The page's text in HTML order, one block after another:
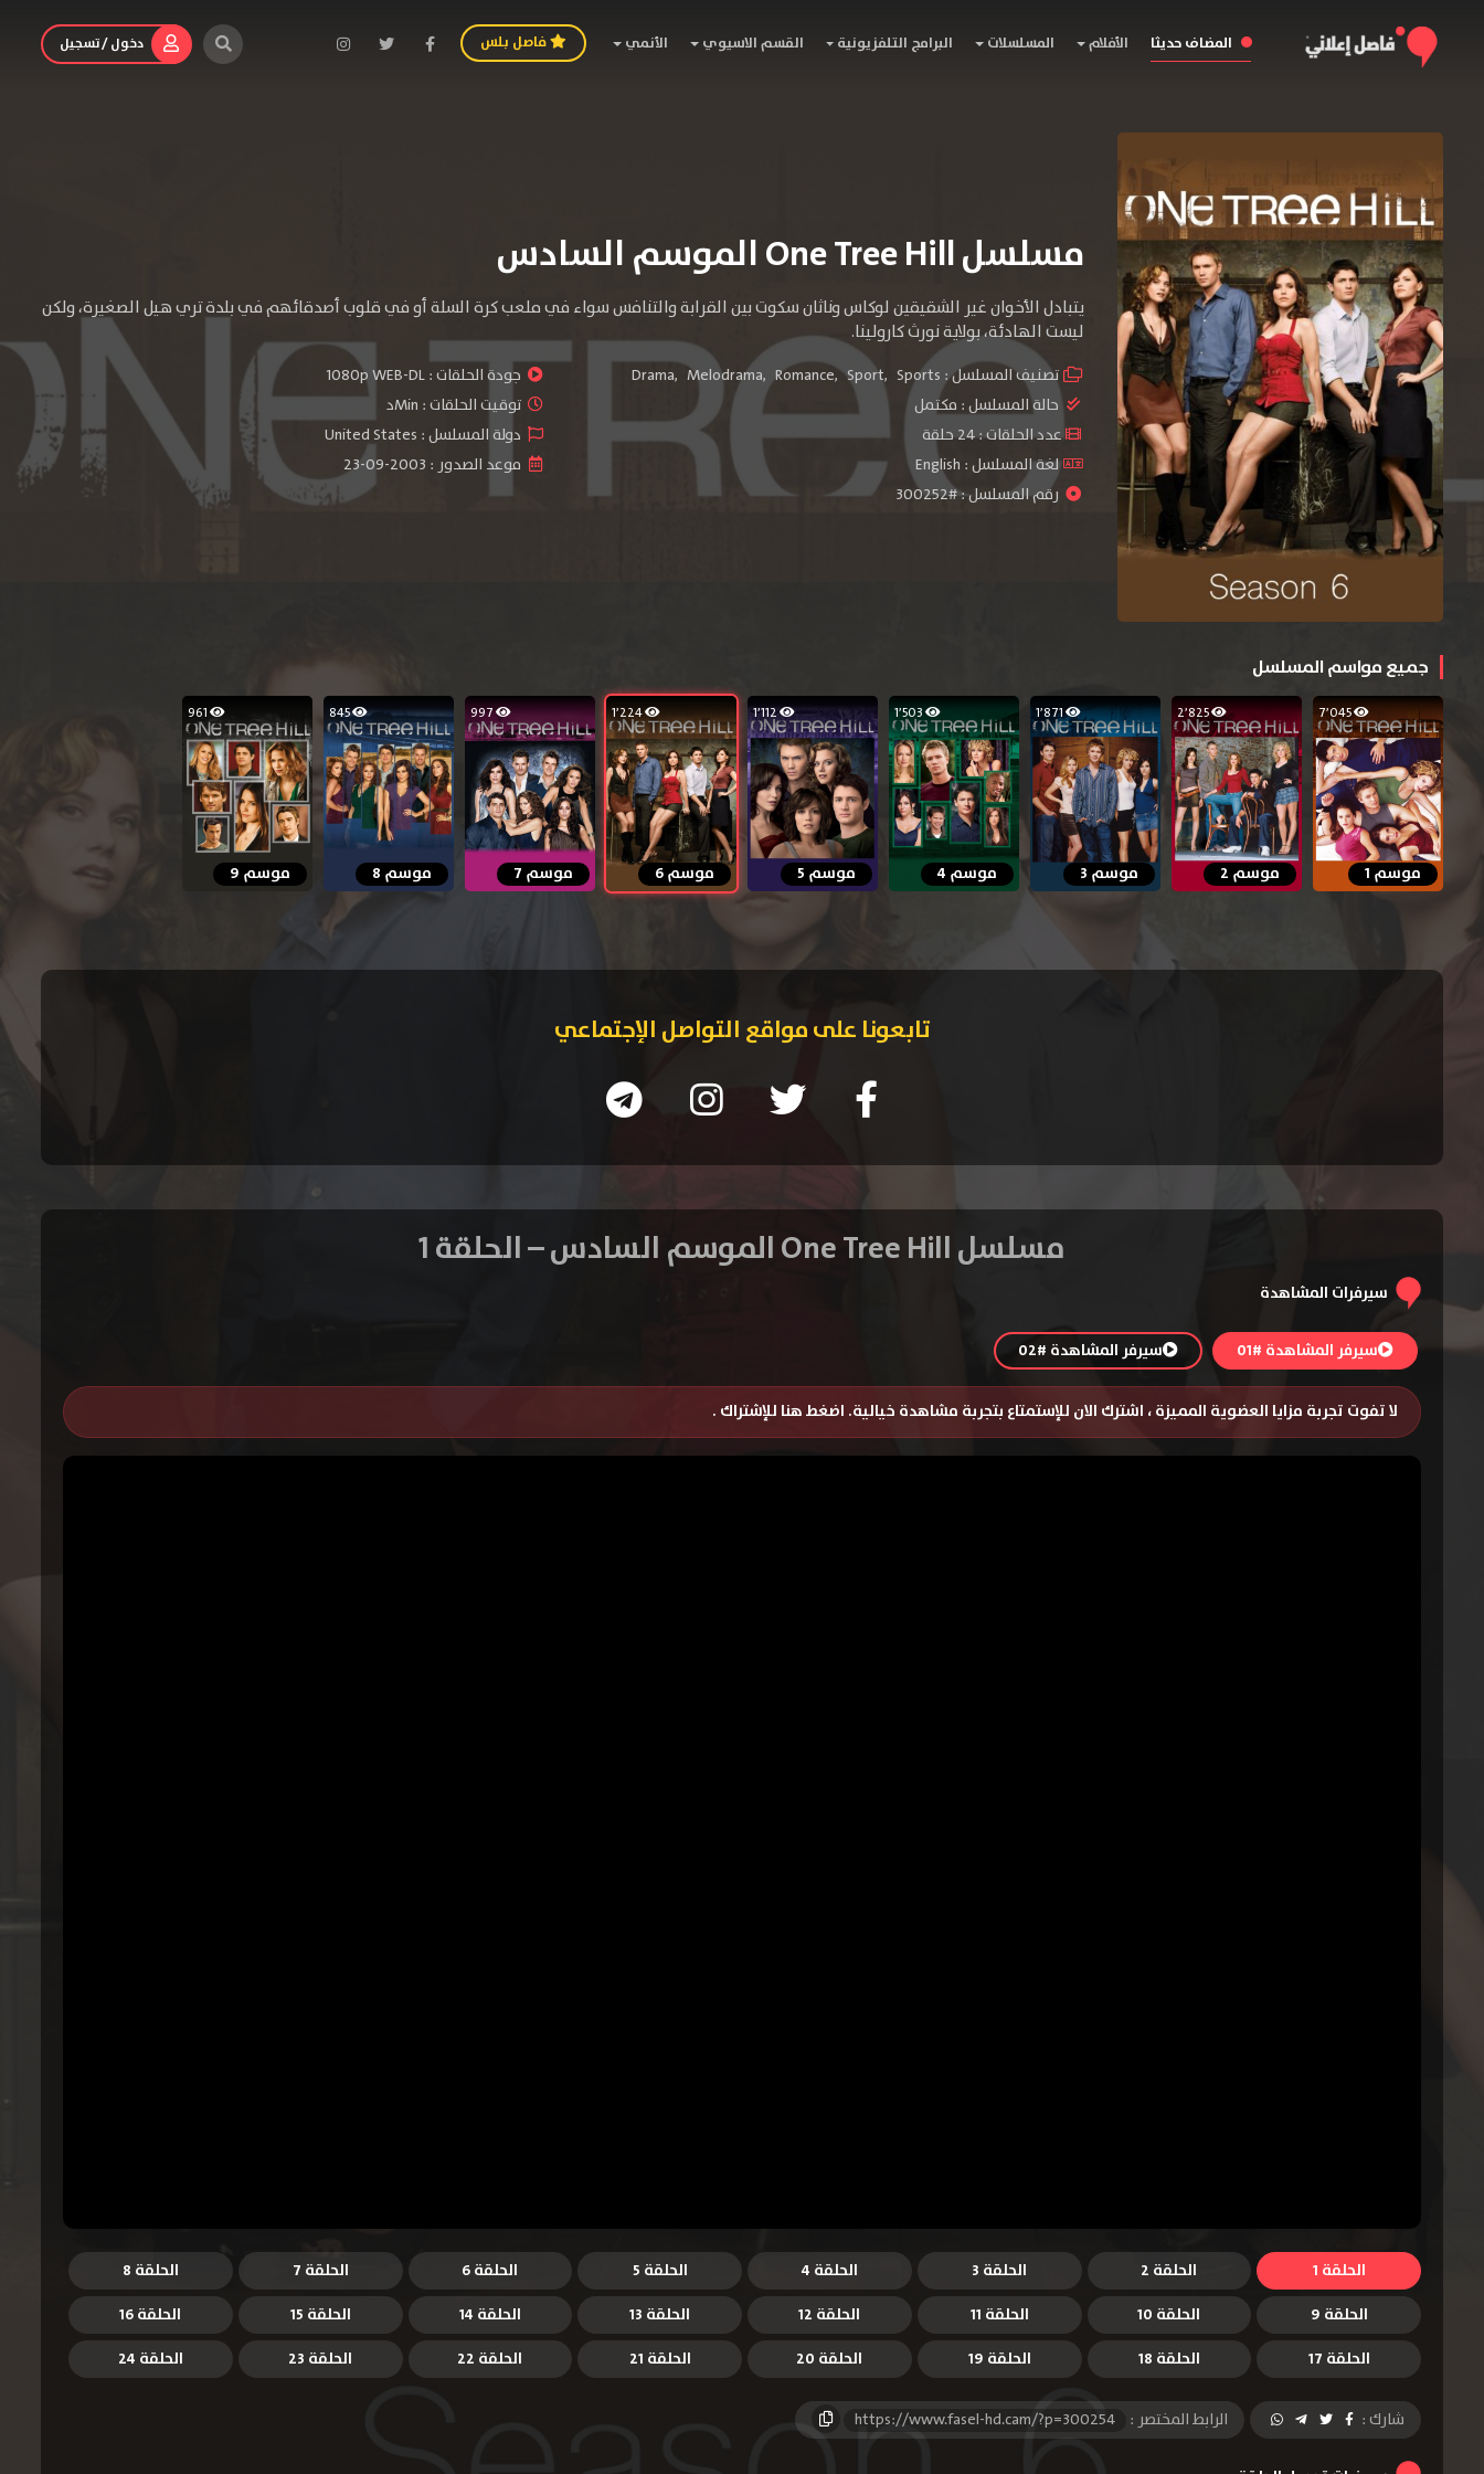
المضاف حديثا الأفلام المسلسلات البرامج التلفزيونية القسم الاسيوي الأنمي فاصل بلس دخول / تسجيل
مسلسل One Tree Hill الموسم السادس
يتبادل الأخوان غير الشقيقين لوكاس وناثان سكوت بين القرابة والتنافس سواء في ملعب كرة السلة أو في قلوب أصدقائهم في بلدة تري هيل الصغيرة، ولكن
ليست الهادئة، بولاية نورث كارولينا.
تصنيف المسلسل : Drama, Melodrama, Romance, Sport, Sports جودة الحلقات :1080p WEB-DL
حالة المسلسل : مكتمل
توقيت الحلقات : Minد
عدد الحلقات : 24 حلقة
دولة المسلسل : United States
لغة المسلسل : English
موعد الصدور : 2003-09-23
رقم المسلسل : #300252
جميع مواسم المسلسل
موسم 1 موسم 2
1٬871
موسم 3 موسم 4
1٬112
موسم 5
1٬224
موسم 6
997
موسم 7
845
موسم 8 موسم 9
تابعونا على مواقع التواصل الإجتماعي
مسلسل One Tree Hill الموسم السادس – الحلقة 1
سيرفرات المشاهدة
سيرفر المشاهدة #01 سيرفر المشاهدة #02
لا تفوت تجربة مزايا العضوية المميزة ، اشترك الان للإستمتاع بتجربة مشاهدة خيالية. اضغط هنا للإشتراك .
الحلقة 1 الحلقة 2 الحلقة 3 الحلقة 4 الحلقة 5 الحلقة 6 الحلقة 7
الحلقة 8
الحلقة 9
الحلقة 10 الحلقة 11 الحلقة 12 الحلقة 13 الحلقة 14 الحلقة 15
الحلقة 16
الحلقة 17
الحلقة 18 الحلقة 19 الحلقة 20 الحلقة 21 الحلقة 22 الحلقة 23 الحلقة 24
شارك : الرابط المختصر : https://www.fasel-hd.cam/?p=300254